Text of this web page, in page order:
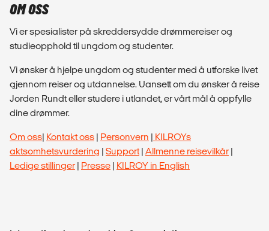
OM OSS
Vi er spesialister på skreddersydde drømmereiser og
studieopphold til ungdom og studenter.
Vi ønsker å hjelpe ungdom og studenter med å utforske livet
gjennom reiser og utdannelse. Uansett om du ønsker å reise
Jorden Rundt eller studere i utlandet, er vårt mål å oppfylle
dine drømmer.
Om oss| Kontakt oss | Personvern | KILROYs
aktsomhetsvurdering | Support| Allmenne reisevilkår |
Ledige stillinger | Presse | KILROY in English